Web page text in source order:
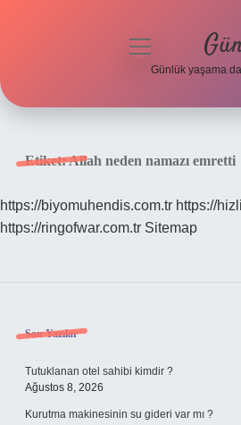
Hakkımızda
menüyü
Günlük yaşama
Etiket:Allah neden namazı emretti
https://biyomuhendis.com.tr https://
https://ringofwar.com.tr Sitemap
Sidebar
Son Yazılar
Tutuklanan otel sahibi kimdir ?
Ağustos 8, 2026
Kurutma makinesinin su gideri var mı ?